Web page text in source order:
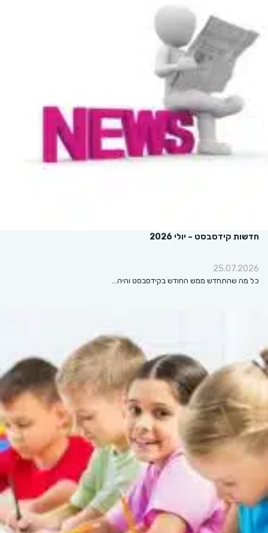
חדשות קידסבסט – יולי 2026
25.07.2026
כל מה שהתחדש ממש החודש בקידסבסט והיה…